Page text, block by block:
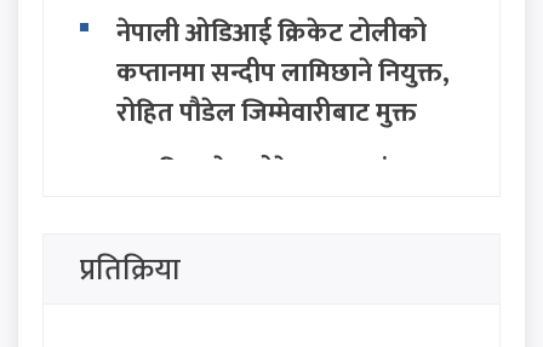
नेपाली ओडिआई क्रिकेट टोलीको
कप्तानमा सन्दीप लामिछाने नियुक्त,
रोहित पौडेल जिम्मेवारीबाट मुक्त
सामूहिक भेट छोडेर एकल संवादमा
राजदूतसँग आज सिंहदरबारमा वार्ता
प्रतिक्रिया